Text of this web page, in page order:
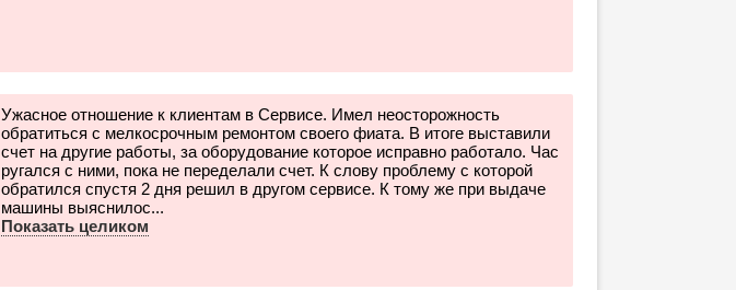
Ужасное отношение к клиентам в Сервисе. Имел неосторожность
обратиться с мелкосрочным ремонтом своего фиата. В итоге выставили
счет на другие работы, за оборудование которое исправно работало. Час
ругался с ними, пока не переделали счет. К слову проблему с которой
обратился спустя 2 дня решил в другом сервисе. К тому же при выдаче
машины выяснилос...
Показать целиком